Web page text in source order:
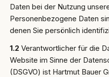
Daten bei der Nutzung
Personenbezogene Daten
denen Sie persönlich
1.2 Verantwortlicher für die
Website im Sinne der
(DSGVO) ist Hartmut Bauer